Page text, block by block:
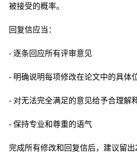
被接受的概率。
回复信应当：
- 逐条回应所有评审意见
- 明确说明每项修改在论文中的具体
- 对无法完全满足的意见给予合理解
- 保持专业和尊重的语气
完成所有修改和回复信后，建议留出